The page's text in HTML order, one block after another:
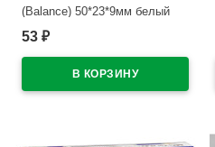
(Balance) 50*23*9мм белый
арт.34638
53 ₽